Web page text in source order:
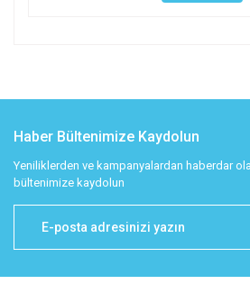
Haber Bültenimize Kaydolun
Yeniliklerden ve kampanyalardan haberdar
bültenimize kaydolun